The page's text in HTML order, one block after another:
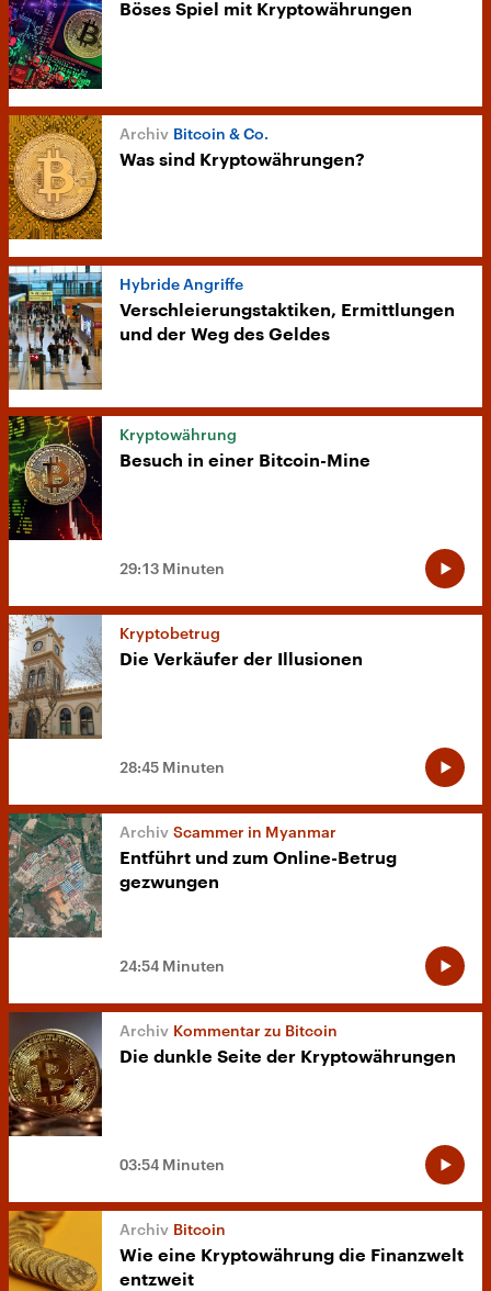
Böses Spiel mit Kryptowährungen
Bitcoin & Co.
Was sind Kryptowährungen?
Hybride Angriffe
Verschleierungstaktiken, Ermittlungen
und der Weg des Geldes
Kryptowährung
Besuch in einer Bitcoin-Mine
29:13 Minuten
Kryptobetrug
Die Verkäufer der Illusionen
28:45 Minuten
Scammer in Myanmar
Entführt und zum Online-Betrug
gezwungen
24:54 Minuten
Kommentar zu Bitcoin
Die dunkle Seite der Kryptowährungen
03:54 Minuten
Bitcoin
Wie eine Kryptowährung die Finanzwelt
entzweit